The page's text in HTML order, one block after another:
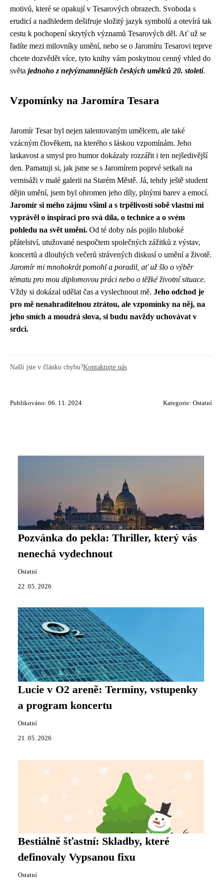
motivů, které se opakují v Tesarových obrazech. Svoboda s
erudicí a nadhledem dešifruje složitý jazyk symbolů a otevírá tak
cestu k pochopení skrytých významů Tesarových děl. Ať už se
řadíte mezi milovníky umění, nebo se o Jaromíru Tesarovi teprve
chcete dozvědět více, tyto knihy vám poskytnou cenný vhled do
světa jednoho z nejvýznamnějších českých umělců 20. století.
Vzpomínky na Jaromíra Tesara
Jaromír Tesar byl nejen talentovaným umělcem, ale také
vzácným člověkem, na kterého s láskou vzpomínám. Jeho
laskavost a smysl pro humor dokázaly rozzářit i ten nejšedivější
den. Pamatuji si, jak jsme se s Jaromírem poprvé setkali na
vernisáži v malé galerii na Starém Městě. Já, tehdy ještě student
dějin umění, jsem byl ohromen jeho díly, plnými barev a emocí.
Jaromír si mého zájmu všiml a s trpělivostí sobě vlastní mi
vyprávěl o inspiraci pro svá díla, o technice a o svém
pohledu na svět umění. Od té doby nás pojilo hluboké
přátelství, utužované nespočtem společných zážitků z výstav,
koncertů a dlouhých večerů strávených diskusí o umění a životě.
Jaromír mi mnohokrát pomohl a poradil, ať už šlo o výběr
tématu pro mou diplomovou práci nebo o těžké životní situace.
Vždy si dokázal udělat čas a vyslechnout mě. Jeho odchod je
pro mě nenahraditelnou ztrátou, ale vzpomínky na něj, na
jeho smích a moudrá slova, si budu navždy uchovávat v
srdci.
Našli jste v článku chybu?Kontaktujte nás
Publikováno: 06. 11. 2024 Kategorie: Ostatní
Pozvánka do pekla: Thriller, který vás
nenechá vydechnout
Ostatní
22. 05. 2026
Lucie v O2 areně: Termíny, vstupenky
a program koncertu
Ostatní
21. 05. 2026
Bestiálně šťastní: Skladby, které
definovaly Vypsanou fixu
Ostatní